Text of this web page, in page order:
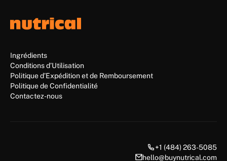
Ingrédients
Conditions d’Utilisation
Politique d’Expédition et de Remboursement
Politique de Confidentialité
Contactez-nous
+1 (484) 263-5085
hello@buynutrical.com